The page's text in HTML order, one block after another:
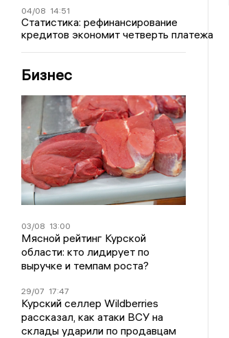
04/08 14:51
Статистика: рефинансирование
кредитов экономит четверть платежа
Бизнес
03/08 13:00
Мясной рейтинг Курской
области: кто лидирует по
выручке и темпам роста?
29/07 17:47
Курский селлер Wildberries
рассказал, как атаки ВСУ на
склады ударили по продавцам